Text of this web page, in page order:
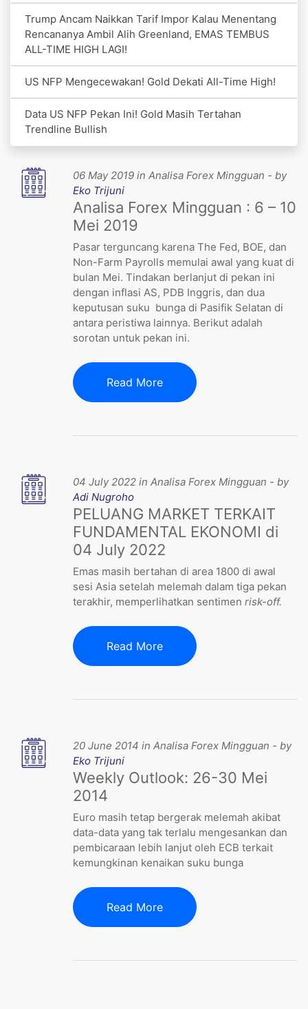
Trump Ancam Naikkan Tarif Impor Kalau Menentang
Rencananya Ambil Alih Greenland, EMAS TEMBUS
ALL-TIME HIGH LAGI!
US NFP Mengecewakan! Gold Dekati All-Time High!
Data US NFP Pekan Ini! Gold Masih Tertahan
Trendline Bullish
06 May 2019 in Analisa Forex Mingguan - by
Eko Trijuni
Analisa Forex Mingguan : 6 – 10
Mei 2019
Pasar terguncang karena The Fed, BOE, dan
Non-Farm Payrolls memulai awal yang kuat di
bulan Mei. Tindakan berlanjut di pekan ini
dengan inflasi AS, PDB Inggris, dan dua
keputusan suku bunga di Pasifik Selatan di
antara peristiwa lainnya. Berikut adalah
sorotan untuk pekan ini.
Read More
04 July 2022 in Analisa Forex Mingguan - by
Adi Nugroho
PELUANG MARKET TERKAIT
FUNDAMENTAL EKONOMI di
04 July 2022
Emas masih bertahan di area 1800 di awal
sesi Asia setelah melemah dalam tiga pekan
terakhir, memperlihatkan sentimenrisk-off.
Read More
20 June 2014 in Analisa Forex Mingguan - by
Eko Trijuni
Weekly Outlook: 26-30 Mei
2014
Euro masih tetap bergerak melemah akibat
data-data yang tak terlalu mengesankan dan
pembicaraan lebih lanjut oleh ECB terkait
kemungkinan kenaikan suku bunga
Read More